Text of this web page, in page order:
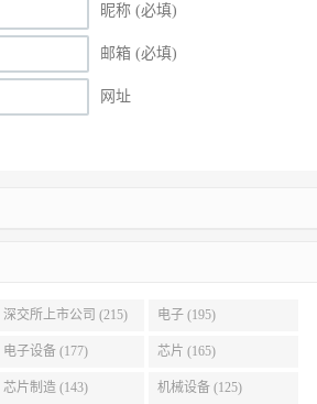
昵称 (必填)
邮箱 (必填)
网址
深交所上市公司 (215) 电子 (195)
电子设备 (177) 芯片 (165)
芯片制造 (143) 机械设备 (125)